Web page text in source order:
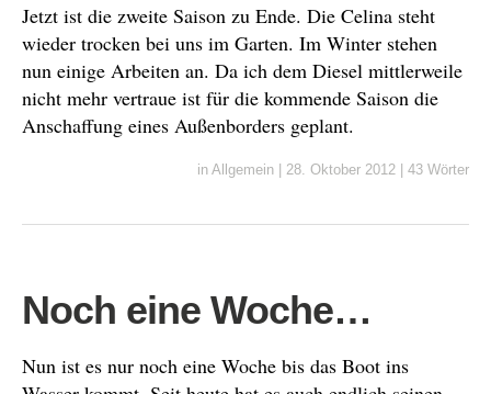
Jetzt ist die zweite Saison zu Ende. Die Celina steht
wieder trocken bei uns im Garten. Im Winter stehen
nun einige Arbeiten an. Da ich dem Diesel mittlerweile
nicht mehr vertraue ist für die kommende Saison die
Anschaffung eines Außenborders geplant.
in Allgemein 28. Oktober 2012 43 Wörter
Noch eine Woche…
Nun ist es nur noch eine Woche bis das Boot ins